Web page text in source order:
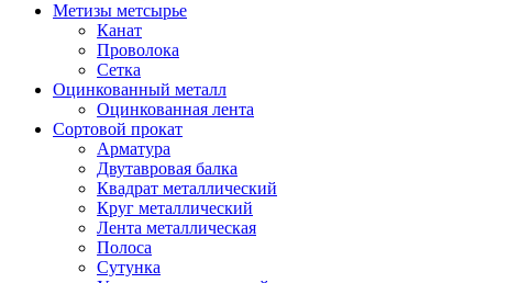
Метизы метсырье
Канат
Проволока
Сетка
Оцинкованный металл
Оцинкованная лента
Сортовой прокат
Арматура
Двутавровая балка
Квадрат металлический
Круг металлический
Лента металлическая
Полоса
Сутунка